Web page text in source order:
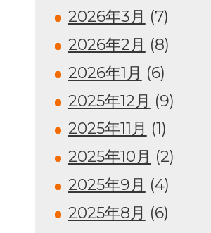
2026年3月 (7)
2026年2月 (8)
2026年1月 (6)
2025年12月 (9)
2025年11月 (1)
2025年10月 (2)
2025年9月 (4)
2025年8月 (6)